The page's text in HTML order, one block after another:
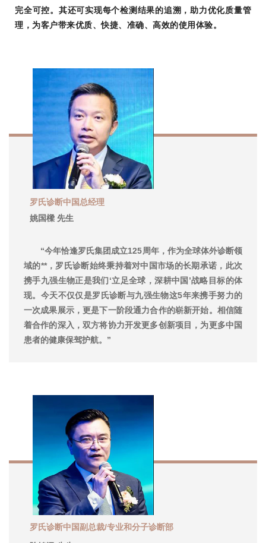
完全可控。其还可实现每个检测结果的追溯，助力优化质量管
理，为客户带来优质、快捷、准确、高效的使用体验。
罗氏诊断中国总经理
姚国樑 先生
“今年恰逢罗氏集团成立125周年，作为全球体外诊断领
域的**，罗氏诊断始终秉持着对中国市场的长期承诺，此次
携手九强生物正是我们‘立足全球，深耕中国’战略目标的体
现。今天不仅仅是罗氏诊断与九强生物这5年来携手努力的
一次成果展示，更是下一阶段通力合作的崭新开始。相信随
着合作的深入，双方将协力开发更多创新项目，为更多中国
患者的健康保驾护航。”
罗氏诊断中国副总裁/专业和分子诊断部